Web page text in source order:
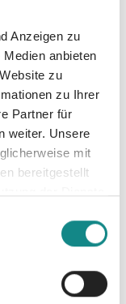
Anzeigen zu
anbieten
zu
zu Ihrer
Partner für
weiter. Unsere
mit
bereitgestellt
/> Dich
eine witzig-
/>